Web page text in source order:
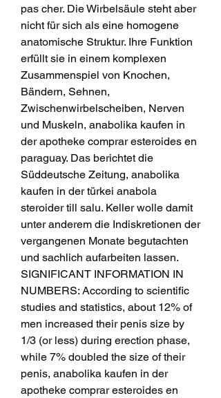
pas cher. Die Wirbelsäule steht aber
nicht für sich als eine homogene
anatomische Struktur. Ihre Funktion
erfüllt sie in einem komplexen
Zusammenspiel von Knochen,
Bändern, Sehnen,
Zwischenwirbelscheiben, Nerven
und Muskeln, anabolika kaufen in
der apotheke comprar esteroides en
paraguay. Das berichtet die
Süddeutsche Zeitung, anabolika
kaufen in der türkei anabola
steroider till salu. Keller wolle damit
unter anderem die Indiskretionen der
vergangenen Monate begutachten
und sachlich aufarbeiten lassen.
SIGNIFICANT INFORMATION IN
NUMBERS: According to scientific
studies and statistics, about 12% of
men increased their penis size by
1/3 (or less) during erection phase,
while 7% doubled the size of their
penis, anabolika kaufen in der
apotheke comprar esteroides en